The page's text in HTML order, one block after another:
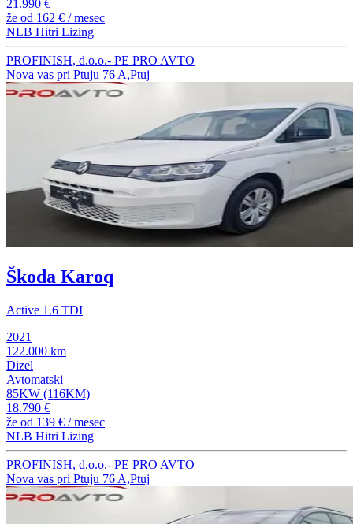
21.990 €
že od 162 € / mesec
NLB Hitri Lizing
PROFINISH, d.o.o.- PE PRO AVTO
Nova vas pri Ptuju 76 A,Ptuj
Škoda Karoq
Active 1.6 TDI
2021
122.000 km
Dizel
Avtomatski
85KW (116KM)
18.790 €
že od 139 € / mesec
NLB Hitri Lizing
PROFINISH, d.o.o.- PE PRO AVTO
Nova vas pri Ptuju 76 A,Ptuj